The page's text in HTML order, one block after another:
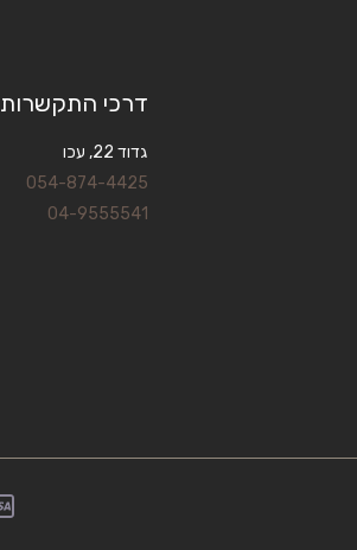
דרכי התקשרות
גדוד 22, עכו
054-874-4425
04-9555541